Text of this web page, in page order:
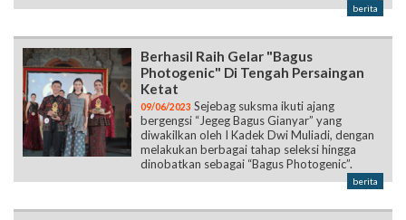
berita
Berhasil Raih Gelar "Bagus
Photogenic" Di Tengah Persaingan
Ketat
09/06/2023 Sejebag suksma ikuti ajang
bergengsi “Jegeg Bagus Gianyar” yang
diwakilkan oleh I Kadek Dwi Muliadi, dengan
melakukan berbagai tahap seleksi hingga
dinobatkan sebagai “Bagus Photogenic”.
berita